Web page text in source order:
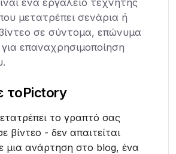
ένα εργαλείο τεχνητής
μετατρέπει σενάρια ή
σε σύντομα, επώνυμα
επαναχρησιμοποίηση
τοPictory
το γραπτό σας
βίντεο - δεν απαιτείται
μια ανάρτηση στο blog, ένα